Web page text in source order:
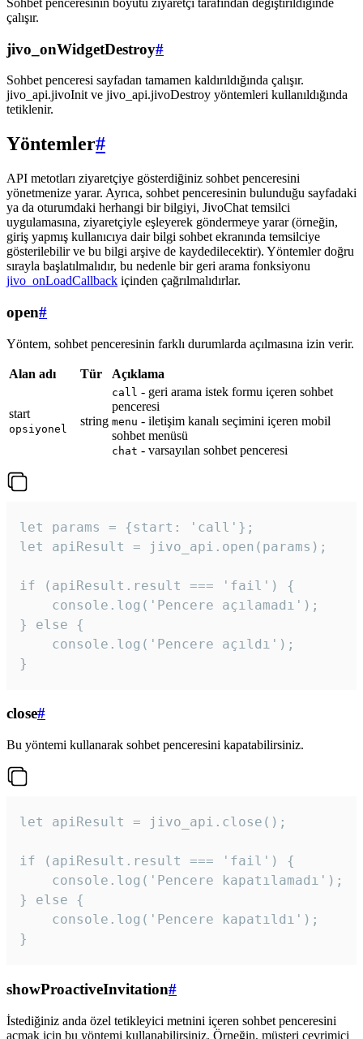
Sohbet penceresinin boyutu ziyaretçi tarafından değiştirildiğinde
çalışır.
jivo_onWidgetDestroy#
Sohbet penceresi sayfadan tamamen kaldırıldığında çalışır.
jivo_api.jivoInit ve jivo_api.jivoDestroy yöntemleri kullanıldığında
tetiklenir.
Yöntemler#
API metotları ziyaretçiye gösterdiğiniz sohbet penceresini
yönetmenize yarar. Ayrıca, sohbet penceresinin bulunduğu sayfadaki
ya da oturumdaki herhangi bir bilgiyi, JivoChat temsilci
uygulamasına, ziyaretçiyle eşleyerek göndermeye yarar (örneğin,
giriş yapmış kullanıcıya dair bilgi sohbet ekranında temsilciye
gösterilebilir ve bu bilgi arşive de kaydedilecektir). Yöntemler doğru
sırayla başlatılmalıdır, bu nedenle bir geri arama fonksiyonu
jivo_onLoadCallback içinden çağrılmalıdırlar.
open#
Yöntem, sohbet penceresinin farklı durumlarda açılmasına izin verir.
Alan adı Tür Açıklama
start
opsiyonel
string
call - geri arama istek formu içeren sohbet
penceresi
menu - iletişim kanalı seçimini içeren mobil
sohbet menüsü
chat - varsayılan sohbet penceresi
let params = {start: 'call'};
let apiResult = jivo_api.open(params);
if (apiResult.result === 'fail') {
    console.log('Pencere açılamadı');
} else {
    console.log('Pencere açıldı');
}
close#
Bu yöntemi kullanarak sohbet penceresini kapatabilirsiniz.
let apiResult = jivo_api.close();
if (apiResult.result === 'fail') {
    console.log('Pencere kapatılamadı');
} else {
    console.log('Pencere kapatıldı');
}
showProactiveInvitation#
İstediğiniz anda özel tetikleyici metnini içeren sohbet penceresini
açmak için bu yöntemi kullanabilirsiniz. Örneğin, müşteri çevrimiçi